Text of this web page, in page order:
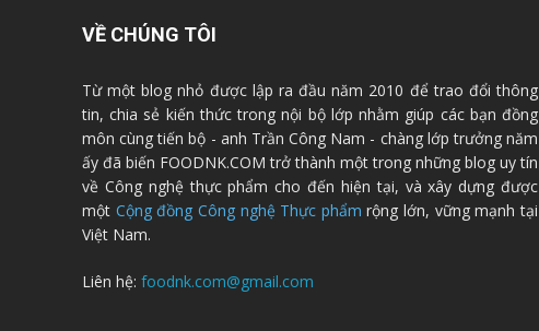
VỀ CHÚNG TÔI
Từ một blog nhỏ được lập ra đầu năm 2010 để trao đổi thông
tin, chia sẻ kiến thức trong nội bộ lớp nhằm giúp các bạn đồng
môn cùng tiến bộ - anh Trần Công Nam - chàng lớp trưởng năm
ấy đã biến FOODNK.COM trở thành một trong những blog uy tín
về Công nghệ thực phẩm cho đến hiện tại, và xây dựng được
một Cộng đồng Công nghệ Thực phẩm rộng lớn, vững mạnh tại
Việt Nam.
Liên hệ: foodnk.com@gmail.com